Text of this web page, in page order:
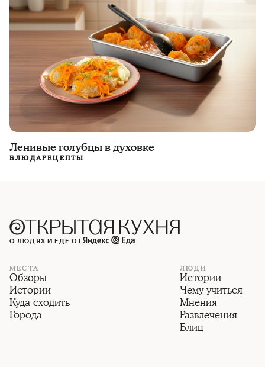
Ленивые голубцы в духовке
БЛЮДАРЕЦЕПТЫ
О ЛЮДЯХ И ЕДЕ ОТ
МЕСТА
Обзоры
Истории
Куда сходить
Города
ЛЮДИ
Истории
Чему учиться
Мнения
Развлечения
Блиц